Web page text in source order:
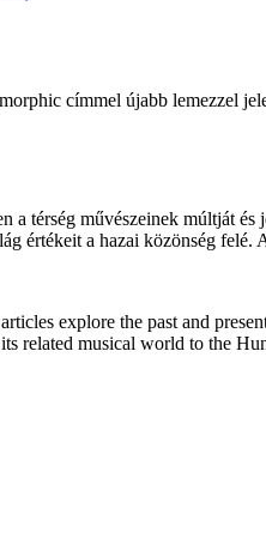
címmel újabb
térség művészeinek múltját
értékeit a hazai közönség
explore the past and
related musical world to the